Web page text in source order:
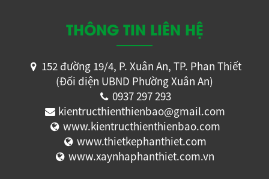
THÔNG TIN LIÊN HỆ
152 đường 19/4, P. Xuân An, TP. Phan Thiết
(Đối diện UBND Phường Xuân An)
0937 297 293
kientructhienthienbao@gmail.com
www.kientructhienthienbao.com
www.thietkephanthiet.com
www.xaynhaphanthiet.com.vn